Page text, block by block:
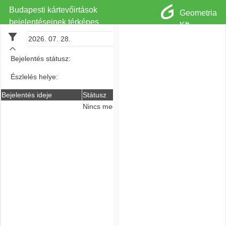
Budapesti kártevőirtások
bejelentéseinek térképes
megjelenítése
Geometria
Kft.
Bejelentés státusz:
Észlelés helye:
Bejelentés ideje Státusz
Nincs megjeleníthető adat